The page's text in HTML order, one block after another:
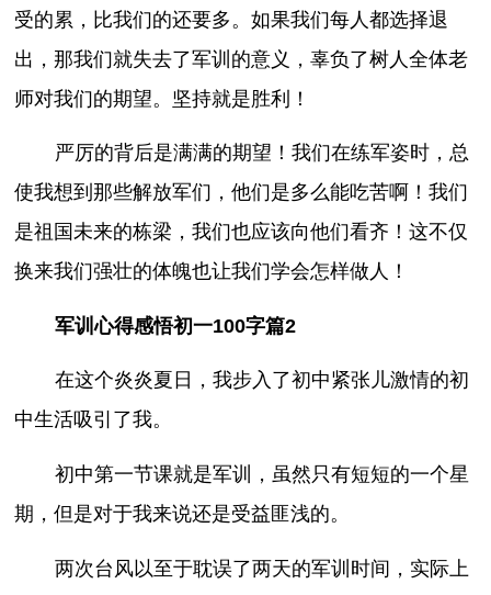
受的累，比我们的还要多。如果我们每人都选择退
出，那我们就失去了军训的意义，辜负了树人全体老
师对我们的期望。坚持就是胜利！
严厉的背后是满满的期望！我们在练军姿时，总
使我想到那些解放军们，他们是多么能吃苦啊！我们
是祖国未来的栋梁，我们也应该向他们看齐！这不仅
换来我们强壮的体魄也让我们学会怎样做人！
军训心得感悟初一100字篇2
在这个炎炎夏日，我步入了初中紧张儿激情的初
中生活吸引了我。
初中第一节课就是军训，虽然只有短短的一个星
期，但是对于我来说还是受益匪浅的。
两次台风以至于耽误了两天的军训时间，实际上